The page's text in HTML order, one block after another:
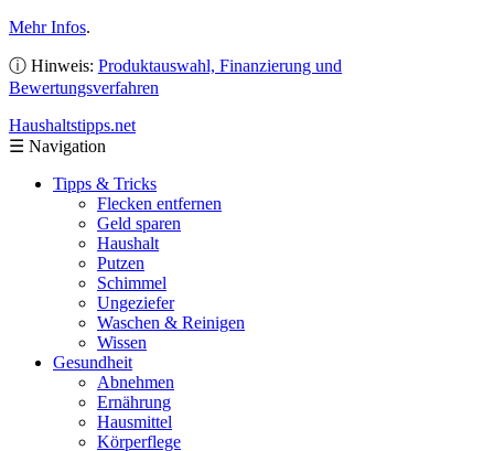
Mehr Infos.
ⓘ Hinweis: Produktauswahl, Finanzierung und
Bewertungsverfahren
Haushaltstipps.net
☰ Navigation
Tipps & Tricks
Flecken entfernen
Geld sparen
Haushalt
Putzen
Schimmel
Ungeziefer
Waschen & Reinigen
Wissen
Gesundheit
Abnehmen
Ernährung
Hausmittel
Körperflege